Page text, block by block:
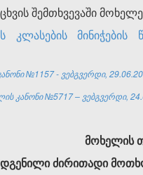
შემთხვევაში
კლასების
№1157 - ვებგვერდი,
კანონი №5717 – ვებგვერდი,
მოხელის
ძირითადი